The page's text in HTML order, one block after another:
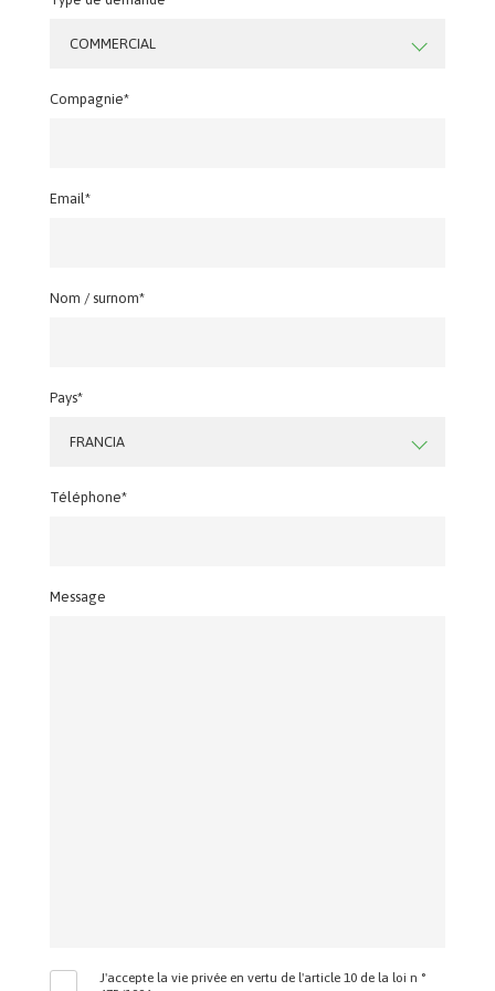
COMMERCIAL
Compagnie*
Email*
Nom / surnom*
Pays*
FRANCIA
Téléphone*
Message
J'accepte la vie privée en vertu de l'article 10 de la loi n °